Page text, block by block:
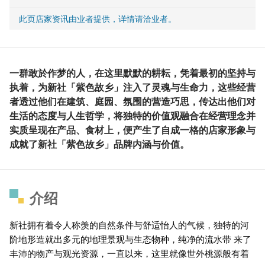
此页店家资讯由业者提供，详情请洽业者。
一群敢於作梦的人，在这里默默的耕耘，凭着最初的坚持与
执着，为新社「紫色故乡」注入了灵魂与生命力，这些经营
者透过他们在建筑、庭园、氛围的营造巧思，传达出他们对
生活的态度与人生哲学，将独特的价值观融合在经营理念并
实质呈现在产品、食材上，便产生了自成一格的店家形象与
成就了新社「紫色故乡」品牌内涵与价值。
介绍
新社拥有着令人称羡的自然条件与舒适怡人的气候，独特的河
阶地形造就出多元的地理景观与生态物种，纯净的流水带 来了
丰沛的物产与观光资源，一直以来，这里就像世外桃源般有着